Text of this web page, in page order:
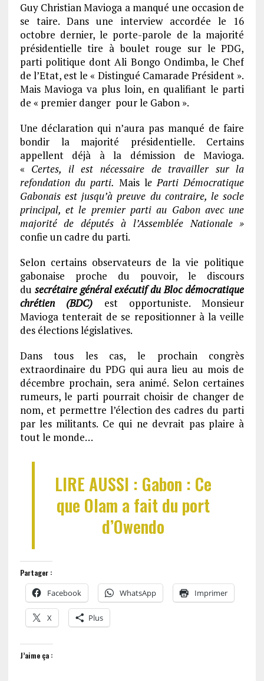
Guy Christian Mavioga a manqué une occasion de
se taire. Dans une interview accordée le 16
octobre dernier, le porte-parole de la majorité
présidentielle tire à boulet rouge sur le PDG,
parti politique dont Ali Bongo Ondimba, le Chef
de l’Etat, est le « Distingué Camarade Président ».
Mais Mavioga va plus loin, en qualifiant le parti
de « premier danger pour le Gabon ».
Une déclaration qui n’aura pas manqué de faire
bondir la majorité présidentielle. Certains
appellent déjà à la démission de Mavioga.
« Certes, il est nécessaire de travailler sur la
refondation du parti. Mais le Parti Démocratique
Gabonais est jusqu’à preuve du contraire, le socle
principal, et le premier parti au Gabon avec une
majorité de députés à l’Assemblée Nationale »
confie un cadre du parti.
Selon certains observateurs de la vie politique
gabonaise proche du pouvoir, le discours
du secrétaire général exécutif du Bloc démocratique
chrétien (BDC) est opportuniste. Monsieur
Mavioga tenterait de se repositionner à la veille
des élections législatives.
Dans tous les cas, le prochain congrès
extraordinaire du PDG qui aura lieu au mois de
décembre prochain, sera animé. Selon certaines
rumeurs, le parti pourrait choisir de changer de
nom, et permettre l’élection des cadres du parti
par les militants. Ce qui ne devrait pas plaire à
tout le monde…
LIRE AUSSI : Gabon : Ce
que Olam a fait du port
d’Owendo
Partager :
Facebook WhatsApp Imprimer
X Plus
J’aime ça :